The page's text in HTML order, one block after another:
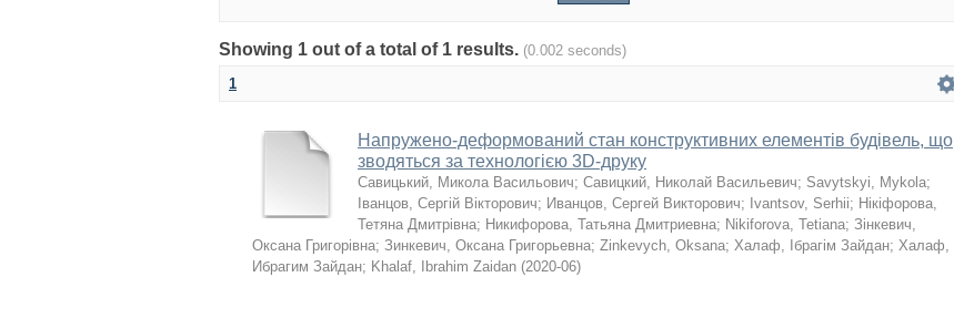
Showing 1 out of a total of 1 results. (0.002 seconds)
1
Напружено-деформований стан конструктивних елементів будівель, що
зводяться за технологією 3D-друку
Савицький, Микола Васильович; Савицкий, Николай Васильевич; Savytskyi, Mykola;
Іванцов, Сергій Вікторович; Иванцов, Сергей Викторович; Ivantsov, Serhii; Нікіфорова,
Тетяна Дмитрівна; Никифорова, Татьяна Дмитриевна; Nikiforova, Tetiana; Зінкевич,
Оксана Григорівна; Зинкевич, Оксана Григорьевна; Zinkevych, Oksana; Халаф, Ібрагім Зайдан; Халаф,
Ибрагим Зайдан; Khalaf, Ibrahim Zaidan (2020-06)